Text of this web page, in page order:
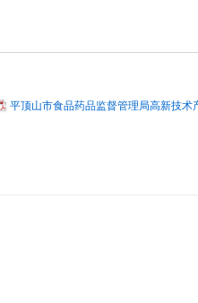
平顶山市食品药品监督管理局高新技